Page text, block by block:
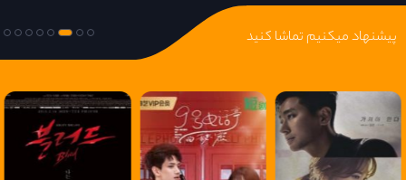
پیشنهاد میکنیم تماشا کنید